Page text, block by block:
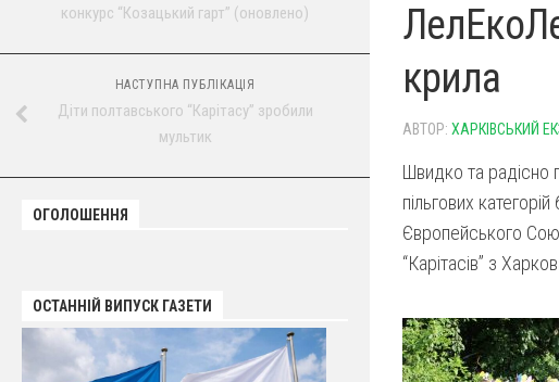
крила
АВТОР: ХАРКІВСЬКИЙ
Швидко та радісно
пільгових
Європейського
“Карітасів” з
конкурс “Козацький гарт” (оновлено)
НАСТУПНА ПУБЛІКАЦІЯ
Діти полтавського “Карітасу” зробили
мультик
ОГОЛОШЕННЯ
ОСТАННІЙ ВИПУСК ГАЗЕТИ